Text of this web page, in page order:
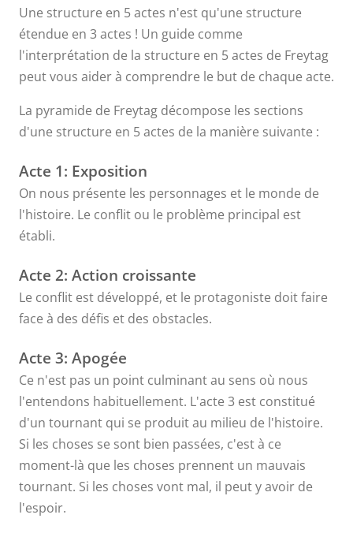
Une structure en 5 actes n'est qu'une structure
étendue en 3 actes ! Un guide comme
l'interprétation de la structure en 5 actes de Freytag
peut vous aider à comprendre le but de chaque acte.
La pyramide de Freytag décompose les sections
d'une structure en 5 actes de la manière suivante :
Acte 1: Exposition
On nous présente les personnages et le monde de
l'histoire. Le conflit ou le problème principal est
établi.
Acte 2: Action croissante
Le conflit est développé, et le protagoniste doit faire
face à des défis et des obstacles.
Acte 3: Apogée
Ce n'est pas un point culminant au sens où nous
l'entendons habituellement. L'acte 3 est constitué
d'un tournant qui se produit au milieu de l'histoire.
Si les choses se sont bien passées, c'est à ce
moment-là que les choses prennent un mauvais
tournant. Si les choses vont mal, il peut y avoir de
l'espoir.